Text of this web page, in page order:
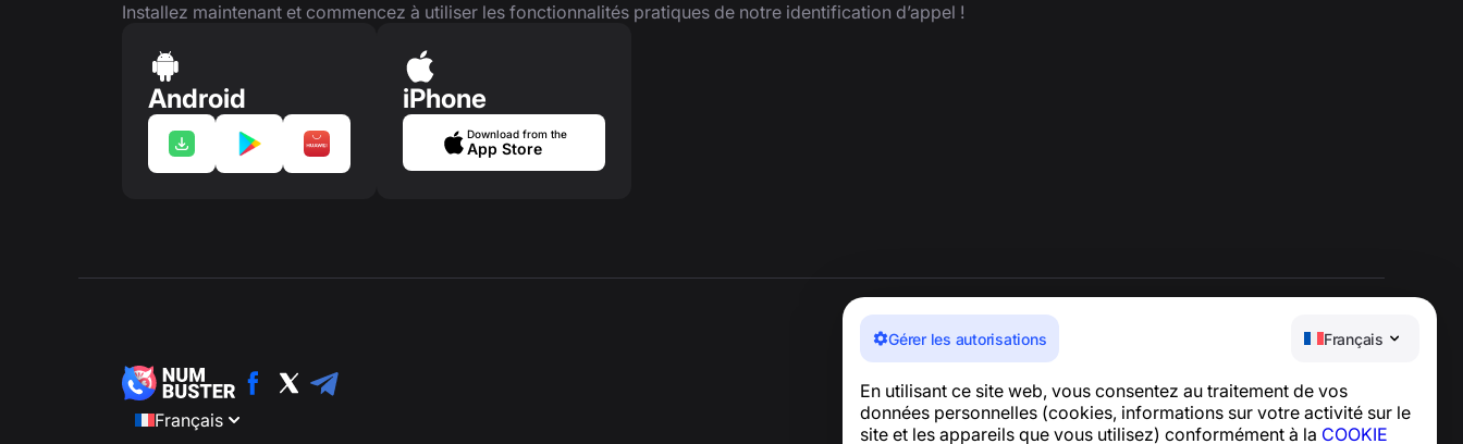
Gérer les autorisations Français
En utilisant ce site web, vous consentez au traitement de vos
données personnelles (cookies, informations sur votre activité sur le
site et les appareils que vous utilisez) conformément à la COOKIE
Installez maintenant et commencez à utiliser les fonctionnalités pratiques de notre identification d’appel !
Android iPhone
Download from the
App Store
Français
Actualités et articles
À propos du projet